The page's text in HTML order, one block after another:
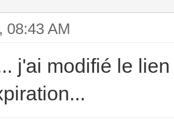
08:43 AM
j'ai modifié le